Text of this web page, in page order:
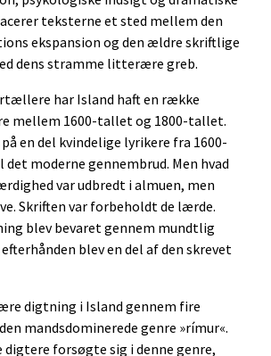
teksterne et sted mellem den
ekspansion og den ældre skriftlige
dens stramme litterære greb.
har Island haft en række
mellem 1600-tallet og 1800-tallet.
en del kvindelige lyrikere fra 1600-
moderne gennembrud. Men hvad
var udbredt i almuen, men
Skriften var forbeholdt de lærde.
blev bevaret gennem mundtlig
blev en del af den skrevet
digtning i Island gennem fire
mandsdominerede genre »rímur«.
digtere forsøgte sig i denne genre,